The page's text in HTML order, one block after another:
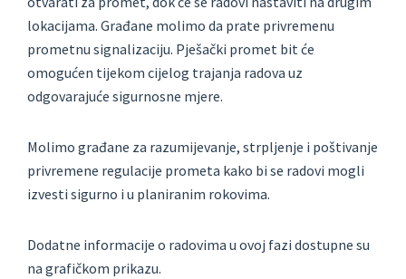
lokacijama. Građane molimo da prate privremenu
prometnu signalizaciju. Pješački promet bit će
omogućen tijekom cijelog trajanja radova uz
odgovarajuće sigurnosne mjere.
Molimo građane za razumijevanje, strpljenje i poštivanje
privremene regulacije prometa kako bi se radovi mogli
izvesti sigurno i u planiranim rokovima.
Dodatne informacije o radovima u ovoj fazi dostupne su
na grafičkom prikazu.